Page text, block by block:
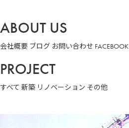
ABOUT US
会社概要 ブログ お問い合わせ FACEBOOK
PROJECT
すべて 新築 リノベーション その他